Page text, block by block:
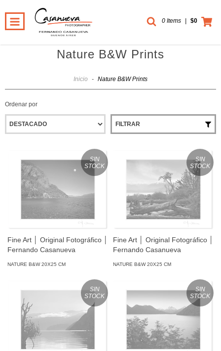
0 Items $0
Nature B&W Prints
Inicio - Nature B&W Prints
Ordenar por
FILTRAR
SIN
STOCK
Fine Art │ Original Fotográfico │
Fernando Casanueva
NATURE B&W 20X25 CM
SIN
STOCK
Fine Art │ Original Fotográfico │
Fernando Casanueva
NATURE B&W 20X25 CM
SIN
STOCK
SIN
STOCK